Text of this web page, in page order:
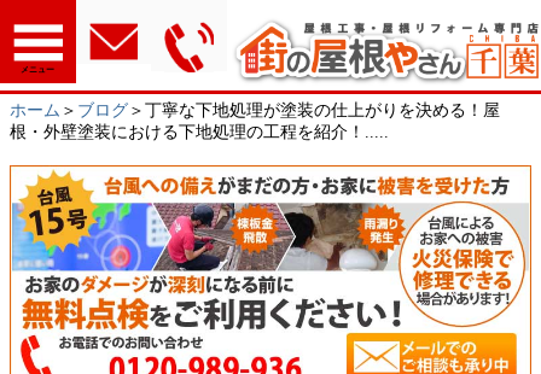
メニュー
ホーム ＞ ブログ ＞丁寧な下地処理が塗装の仕上がりを決める！屋
根・外壁塗装における下地処理の工程を紹介！.....